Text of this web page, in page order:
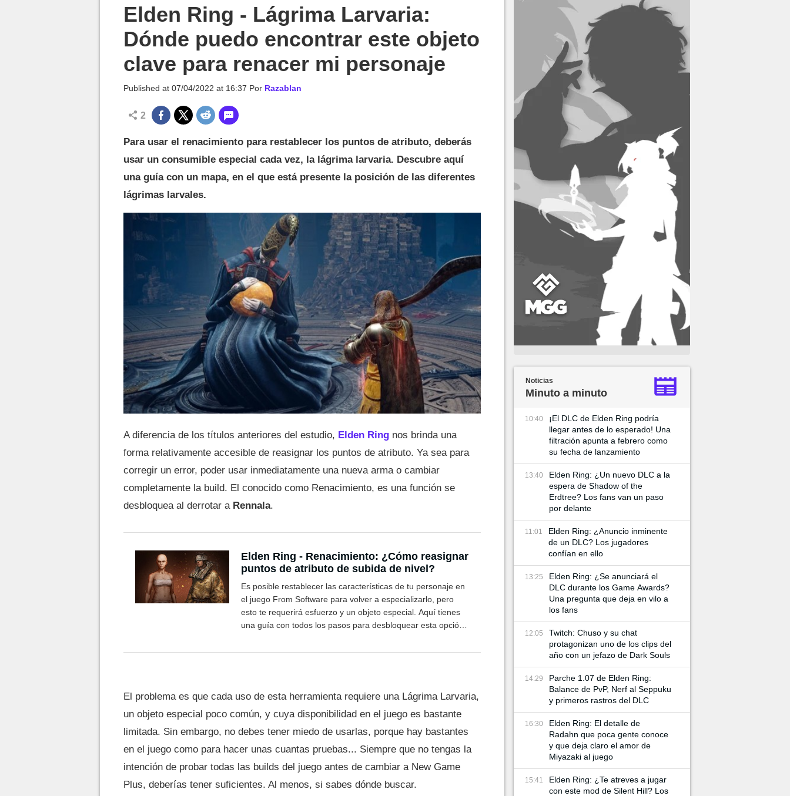
Elden Ring - Lágrima Larvaria:
Dónde puedo encontrar este objeto
clave para renacer mi personaje
Published at 07/04/2022 at 16:37 Por Razablan
2
Para usar el renacimiento para restablecer los puntos de atributo, deberás
usar un consumible especial cada vez, la lágrima larvaria. Descubre aquí
una guía con un mapa, en el que está presente la posición de las diferentes
lágrimas larvales.
A diferencia de los títulos anteriores del estudio, Elden Ring nos brinda una
forma relativamente accesible de reasignar los puntos de atributo. Ya sea para
corregir un error, poder usar inmediatamente una nueva arma o cambiar
completamente la build. El conocido como Renacimiento, es una función se
desbloquea al derrotar a Rennala.
Elden Ring - Renacimiento: ¿Cómo reasignar
puntos de atributo de subida de nivel?
Es posible restablecer las características de tu personaje en
el juego From Software para volver a especializarlo, pero
esto te requerirá esfuerzo y un objeto especial. Aquí tienes
una guía con todos los pasos para desbloquear esta opción
El problema es que cada uso de esta herramienta requiere una Lágrima Larvaria,
un objeto especial poco común, y cuya disponibilidad en el juego es bastante
limitada. Sin embargo, no debes tener miedo de usarlas, porque hay bastantes
en el juego como para hacer unas cuantas pruebas... Siempre que no tengas la
intención de probar todas las builds del juego antes de cambiar a New Game
Plus, deberías tener suficientes. Al menos, si sabes dónde buscar.
Noticias
Minuto a minuto
10:40
¡El DLC de Elden Ring podría
llegar antes de lo esperado! Una
filtración apunta a febrero como
su fecha de lanzamiento
13:40
Elden Ring: ¿Un nuevo DLC a la
espera de Shadow of the
Erdtree? Los fans van un paso
por delante
11:01
Elden Ring: ¿Anuncio inminente
de un DLC? Los jugadores
confían en ello
13:25
Elden Ring: ¿Se anunciará el
DLC durante los Game Awards?
Una pregunta que deja en vilo a
los fans
12:05
Twitch: Chuso y su chat
protagonizan uno de los clips del
año con un jefazo de Dark Souls
14:29
Parche 1.07 de Elden Ring:
Balance de PvP, Nerf al Seppuku
y primeros rastros del DLC
16:30
Elden Ring: El detalle de
Radahn que poca gente conoce
y que deja claro el amor de
Miyazaki al juego
15:41
Elden Ring: ¿Te atreves a jugar
con este mod de Silent Hill? Los